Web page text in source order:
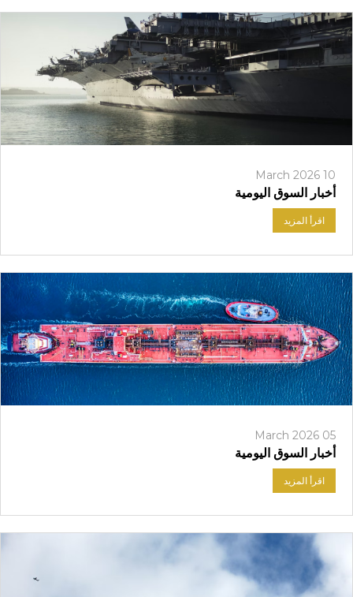
10 March 2026
أخبار السوق اليومية
اقرأ المزيد
05 March 2026
أخبار السوق اليومية
اقرأ المزيد